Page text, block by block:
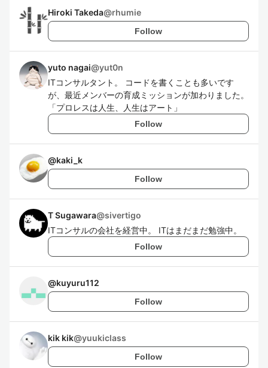
Hiroki Takeda@rhumie
Follow
yuto nagai@yut0n
ITコンサルタント。 コードを書くことも多いです
が、最近メンバーの育成ミッションが加わりました。
「プロレスは人生、人生はアート」
Follow
@kaki_k
Follow
T Sugawara@sivertigo
ITコンサルの会社を経営中。 ITはまだまだ勉強中。
Follow
@kuyuru112
Follow
kik kik@yuukiclass
Follow